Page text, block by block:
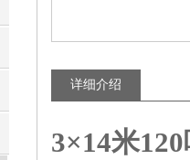
详细介绍
3×14米